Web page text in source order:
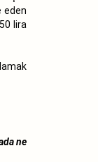
eden
lira
ne